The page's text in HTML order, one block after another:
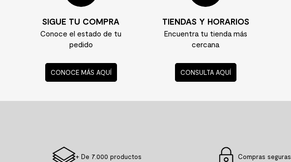
SIGUE TU COMPRA
Conoce el estado de tu
pedido
CONOCE MÁS AQUÍ
TIENDAS Y HORARIOS
Encuentra tu tienda más
cercana
CONSULTA AQUÍ
+ De 7.000 productos Compras seguras